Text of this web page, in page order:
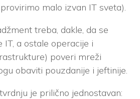
malo izvan IT sveta).
treba, dakle, da se
IT, a ostale operacije i
poveri mreži
obaviti pouzdanije i jeftinije.
je prilično jednostavan: